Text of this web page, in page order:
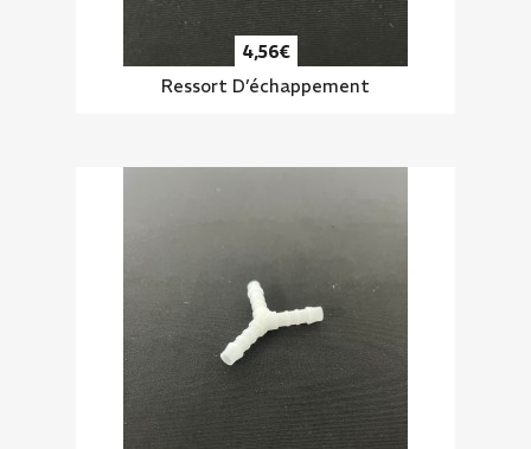
4,56€
Ressort D’échappement